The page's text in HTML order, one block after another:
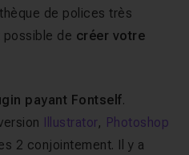
de polices très
de créer votre
payant Fontself.
Illustrator, Photoshop
2 conjointement. Il y a